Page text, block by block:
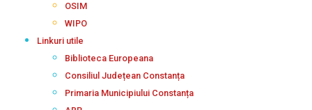
OSIM
WIPO
Linkuri utile
Biblioteca Europeana
Consiliul Județean Constanța
Primaria Municipiului Constanța